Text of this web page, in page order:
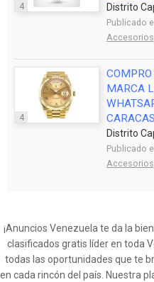
4 Distrito
Publicado
Accesorios
4
MARCA
Distrito
Publicado
Accesorios
¡Anuncios Venezuela te da la
clasificados gratis líder en toda
todas las oportunidades que te
en cada rincón del país. Nuestra